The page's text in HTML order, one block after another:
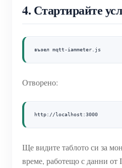
4. Стартирайте
възел mqtt-iammeter.js
Отворено:
http://localhost:3000
Ще видите таблото си за
време, работещо с данни